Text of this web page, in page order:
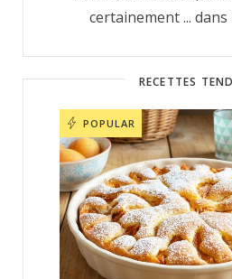
certainement ... dans
RECETTES
POPULAR